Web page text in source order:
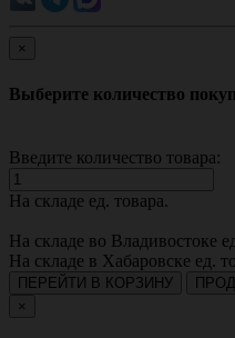
×
Выберите количество
Введите количество товара:
На складе ед. товара.
На складе во Владивостоке
На складе в Хабаровске ед.
ПЕРЕЙТИ В КОРЗИНУ
×